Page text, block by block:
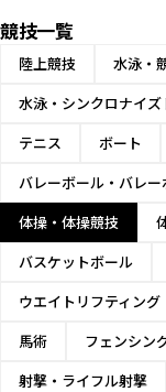
競技一覧
陸上競技 水泳・
水泳・シンクロナイ
テニス
ボート
バレーボール・バレー
体操・体操競技
バスケットボール
ウエイトリフティング
馬術
フェンシン
射撃・ライフル射撃